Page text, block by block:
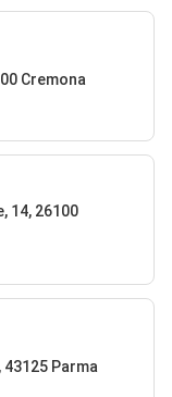
Cremona
14, 26100
Parma